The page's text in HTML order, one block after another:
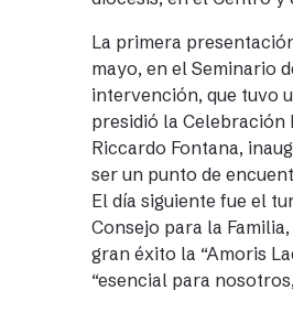
La primera
mayo, en el Seminario
intervención, que tuvo
presidió la Celebración
Riccardo Fontana,
ser un punto de
El día siguiente fue el
Consejo para la
gran éxito la “Amoris
“esencial para